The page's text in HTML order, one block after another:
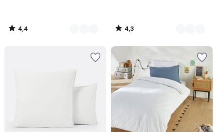
4,4
/
4,3
/